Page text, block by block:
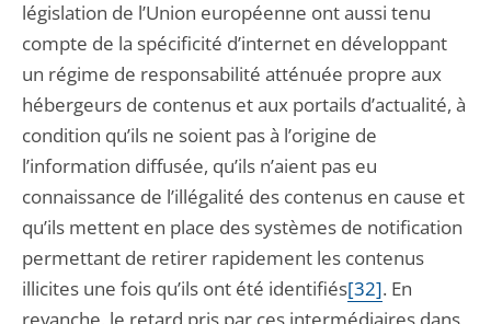
législation de l’Union européenne ont aussi tenu
compte de la spécificité d’internet en développant
un régime de responsabilité atténuée propre aux
hébergeurs de contenus et aux portails d’actualité, à
condition qu’ils ne soient pas à l’origine de
l’information diffusée, qu’ils n’aient pas eu
connaissance de l’illégalité des contenus en cause et
qu’ils mettent en place des systèmes de notification
permettant de retirer rapidement les contenus
illicites une fois qu’ils ont été identifiés[32]. En